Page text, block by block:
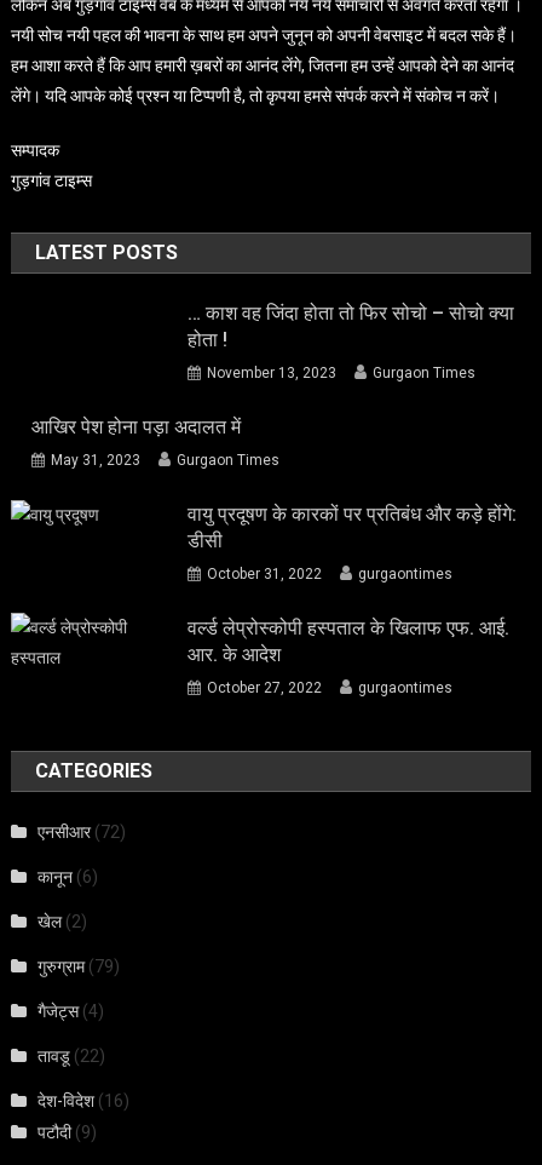
लेकिन अब गुड़गांव टाइम्स वेब के मध्यम से आपको नये नये समाचारो से अवगत करता रहेगा ।
नयी सोच नयी पहल की भावना के साथ हम अपने जुनून को अपनी वेबसाइट में बदल सके हैं।
हम आशा करते हैं कि आप हमारी ख़बरों का आनंद लेंगे, जितना हम उन्हें आपको देने का आनंद
लेंगे। यदि आपके कोई प्रश्न या टिप्पणी है, तो कृपया हमसे संपर्क करने में संकोच न करें।
सम्पादक
गुड़गांव टाइम्स
LATEST POSTS
… काश वह जिंदा होता तो फिर सोचो – सोचो क्या
होता !
November 13, 2023 Gurgaon Times
आखिर पेश होना पड़ा अदालत में
May 31, 2023 Gurgaon Times
वायु प्रदूषण के कारकों पर प्रतिबंध और कड़े होंगे:
डीसी
October 31, 2022 gurgaontimes
वर्ल्ड लेप्रोस्कोपी हस्पताल के खिलाफ एफ. आई.
आर. के आदेश
October 27, 2022 gurgaontimes
CATEGORIES
एनसीआर(72)
कानून (6)
खेल(2)
गुरुग्राम(79)
गैजेट्स(4)
तावडू (22)
देश-विदेश (16)
पटौदी(9)